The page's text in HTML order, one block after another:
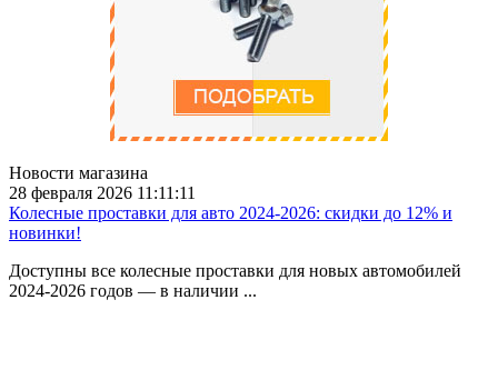
Новости магазина
28 февраля 2026 11:11:11
Колесные проставки для авто 2024-2026: скидки до 12% и
новинки!
Доступны все колесные проставки для новых автомобилей
2024-2026 годов — в наличии ...